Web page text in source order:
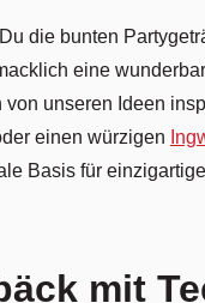
die bunten
eine
von unseren Ideen
einen würzigen
Basis für
mit